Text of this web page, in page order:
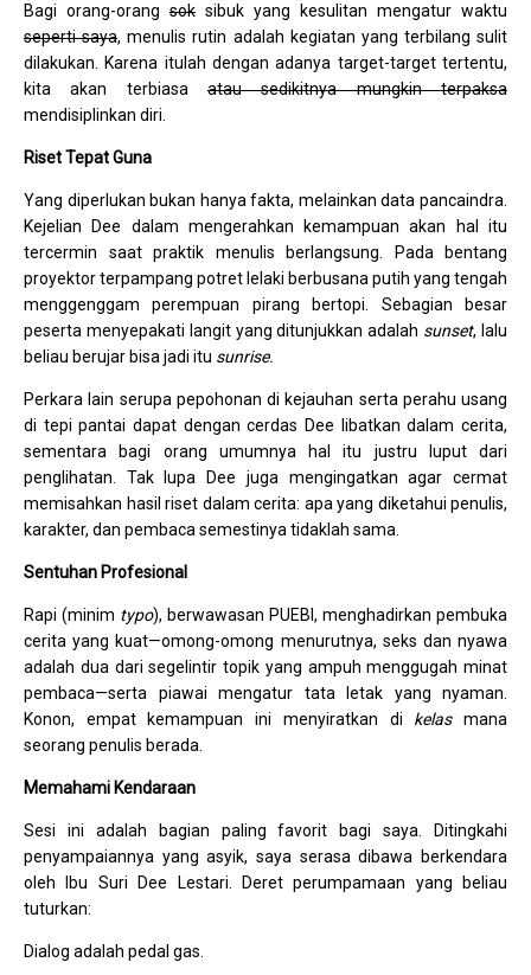
Bagi orang-orang sok sibuk yang kesulitan mengatur waktu
seperti saya, menulis rutin adalah kegiatan yang terbilang sulit
dilakukan. Karena itulah dengan adanya target-target tertentu,
kita akan terbiasa atau sedikitnya mungkin terpaksa
mendisiplinkan diri.
Riset Tepat Guna
Yang diperlukan bukan hanya fakta, melainkan data pancaindra.
Kejelian Dee dalam mengerahkan kemampuan akan hal itu
tercermin saat praktik menulis berlangsung. Pada bentang
proyektor terpampang potret lelaki berbusana putih yang tengah
menggenggam perempuan pirang bertopi. Sebagian besar
peserta menyepakati langit yang ditunjukkan adalah sunset, lalu
beliau berujar bisa jadi itu sunrise.
Perkara lain serupa pepohonan di kejauhan serta perahu usang
di tepi pantai dapat dengan cerdas Dee libatkan dalam cerita,
sementara bagi orang umumnya hal itu justru luput dari
penglihatan. Tak lupa Dee juga mengingatkan agar cermat
memisahkan hasil riset dalam cerita: apa yang diketahui penulis,
karakter, dan pembaca semestinya tidaklah sama.
Sentuhan Profesional
Rapi (minim typo), berwawasan PUEBI, menghadirkan pembuka
cerita yang kuat—omong-omong menurutnya, seks dan nyawa
adalah dua dari segelintir topik yang ampuh menggugah minat
pembaca—serta piawai mengatur tata letak yang nyaman.
Konon, empat kemampuan ini menyiratkan di kelasmana
seorang penulis berada.
Memahami Kendaraan
Sesi ini adalah bagian paling favorit bagi saya. Ditingkahi
penyampaiannya yang asyik, saya serasa dibawa berkendara
oleh Ibu Suri Dee Lestari. Deret perumpamaan yang beliau
tuturkan:
Dialog adalah pedal gas.